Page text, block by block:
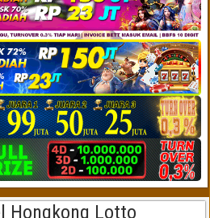
Hongkong Lotto